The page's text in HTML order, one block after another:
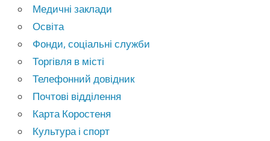
Медичні заклади
Освіта
Фонди, соціальні служби
Торгівля в місті
Телефонний довідник
Почтові відділення
Карта Коростеня
Культура і спорт